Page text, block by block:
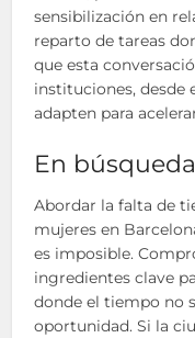
sensibilización en
reparto de tareas
que esta
instituciones, desde
adapten para
En
Abordar la falta de
mujeres en
es imposible.
ingredientes clave
donde el tiempo no
oportunidad. Si la